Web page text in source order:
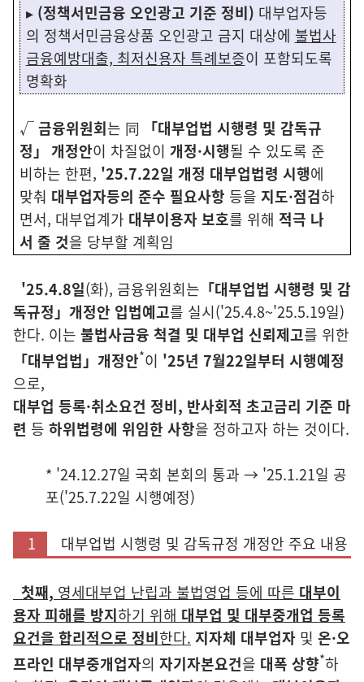
▸ (정책서민금융 오인광고 기준 정비) 대부업자등
의 정책서민금융상품 오인광고 금지 대상에 불법사
금융예방대출, 최저신용자 특례보증이 포함되도록
명확화
√금융위원회는 同 「대부업법 시행령 및 감독규
정」 개정안이 차질없이 개정·시행될 수 있도록 준
비하는 한편, '25.7.22일 개정 대부업법령 시행에
맞춰 대부업자등의 준수 필요사항 등을 지도·점검하
면서, 대부업계가 대부이용자 보호를 위해 적극 나
서 줄 것을 당부할 계획임
'25.4.8일(화), 금융위원회는 「대부업법 시행령 및 감
독규정」개정안 입법예고를 실시('25.4.8~'25.5.19일)
한다. 이는 불법사금융 척결 및 대부업 신뢰제고를 위한
「대부업법」개정안*이 '25년 7월22일부터 시행예정
으로,
대부업 등록·취소요건 정비, 반사회적 초고금리 기준 마
련 등 하위법령에 위임한 사항을 정하고자 하는 것이다.
* '24.12.27일 국회 본회의 통과 → '25.1.21일 공
포('25.7.22일 시행예정)
1 대부업법 시행령 및 감독규정 개정안 주요 내용
첫째, 영세대부업 난립과 불법영업 등에 따른 대부이
용자 피해를 방지하기 위해 대부업 및 대부중개업 등록
요건을 합리적으로 정비한다. 지자체 대부업자 및 온·오
프라인 대부중개업자의 자기자본요건을 대폭 상향*하